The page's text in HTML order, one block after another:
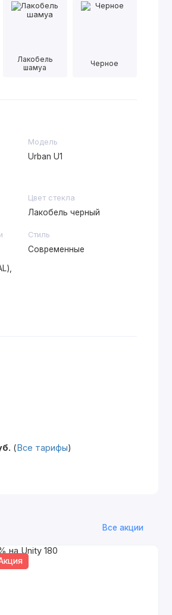
Лакобель
шамуа
Черное
Модель
Urban U1
Цвет стекла
Лакобель черный
Стиль
Современные
( Все тарифы)
Все акции